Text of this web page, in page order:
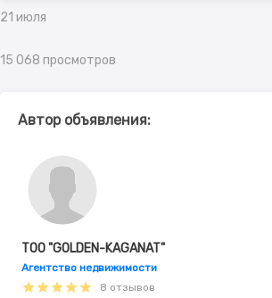
21 июля
15 068 просмотров
Автор объявления:
ТОО "GOLDEN-KAGANAT"
Агентство недвижимости
8 отзывов